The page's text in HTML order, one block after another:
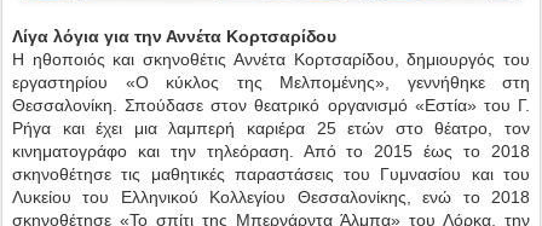
Λίγα λόγια για την Αννέτα Κορτσαρίδου
Η ηθοποιός και σκηνοθέτις Αννέτα Κορτσαρίδου, δημιουργός του
εργαστηρίου «Ο κύκλος της Μελπομένης», γεννήθηκε στη
Θεσσαλονίκη. Σπούδασε στον θεατρικό οργανισμό «Εστία» του Γ.
Ρήγα και έχει μια λαμπερή καριέρα 25 ετών στο θέατρο, τον
κινηματογράφο και την τηλεόραση. Από το 2015 έως το 2018
σκηνοθέτησε τις μαθητικές παραστάσεις του Γυμνασίου και του
Λυκείου του Ελληνικού Κολλεγίου Θεσσαλονίκης, ενώ το 2018
σκηνοθέτησε «Το σπίτι της Μπερνάρντα Άλμπα» του Λόρκα, την